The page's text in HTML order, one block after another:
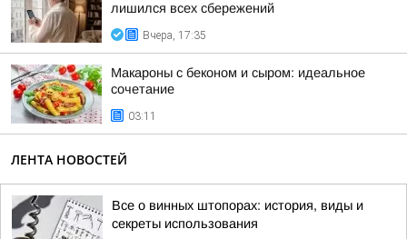
лишился всех сбережений
Вчера, 17:35
Макароны с беконом и сыром: идеальное
сочетание
03:11
ЛЕНТА НОВОСТЕЙ
Все о винных штопорах: история, виды и
секреты использования